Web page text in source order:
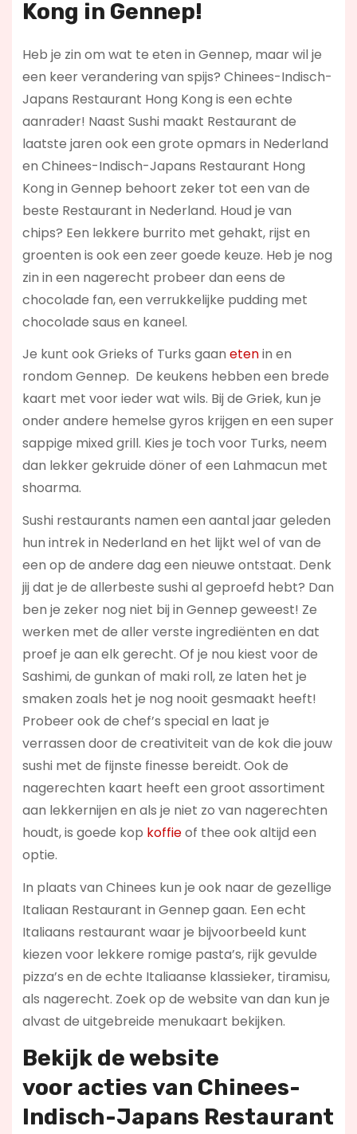
Kong in Gennep!
Heb je zin om wat te eten in Gennep, maar wil je
een keer verandering van spijs? Chinees-Indisch-
Japans Restaurant Hong Kong is een echte
aanrader! Naast Sushi maakt Restaurant de
laatste jaren ook een grote opmars in Nederland
en Chinees-Indisch-Japans Restaurant Hong
Kong in Gennep behoort zeker tot een van de
beste Restaurant in Nederland. Houd je van
chips? Een lekkere burrito met gehakt, rijst en
groenten is ook een zeer goede keuze. Heb je nog
zin in een nagerecht probeer dan eens de
chocolade fan, een verrukkelijke pudding met
chocolade saus en kaneel.
Je kunt ook Grieks of Turks gaan etenin en
rondom Gennep. De keukens hebben een brede
kaart met voor ieder wat wils. Bij de Griek, kun je
onder andere hemelse gyros krijgen en een super
sappige mixed grill. Kies je toch voor Turks, neem
dan lekker gekruide döner of een Lahmacun met
shoarma.
Sushi restaurants namen een aantal jaar geleden
hun intrek in Nederland en het lijkt wel of van de
een op de andere dag een nieuwe ontstaat. Denk
jij dat je de allerbeste sushi al geproefd hebt? Dan
ben je zeker nog niet bij in Gennep geweest! Ze
werken met de aller verste ingrediënten en dat
proef je aan elk gerecht. Of je nou kiest voor de
Sashimi, de gunkan of maki roll, ze laten het je
smaken zoals het je nog nooit gesmaakt heeft!
Probeer ook de chef’s special en laat je
verrassen door de creativiteit van de kok die jouw
sushi met de fijnste finesse bereidt. Ook de
nagerechten kaart heeft een groot assortiment
aan lekkernijen en als je niet zo van nagerechten
houdt, is goede kop koffieof thee ook altijd een
optie.
In plaats van Chinees kun je ook naar de gezellige
Italiaan Restaurant in Gennep gaan. Een echt
Italiaans restaurant waar je bijvoorbeeld kunt
kiezen voor lekkere romige pasta’s, rijk gevulde
pizza’s en de echte Italiaanse klassieker, tiramisu,
als nagerecht. Zoek op de website van dan kun je
alvast de uitgebreide menukaart bekijken.
Bekijk de website
voor acties van Chinees-
Indisch-Japans Restaurant